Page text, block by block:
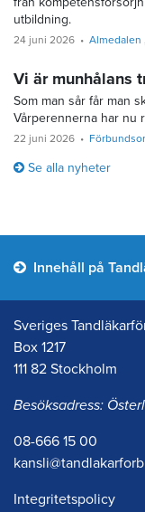
utbildning.
24 juni 2026 Almedalen
Vi är munhålans
Som man sår får man
Vårperennerna har nu
22 juni 2026
Se alla nyheter
Innehåll på
Sveriges
Box 1217
111 82 Stockholm
Besöksadress:
08-666 15 00
Integritetspolicy